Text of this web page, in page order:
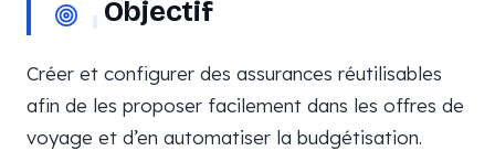
Objectif
Créer et configurer des assurances réutilisables
afin de les proposer facilement dans les offres de
voyage et d’en automatiser la budgétisation.